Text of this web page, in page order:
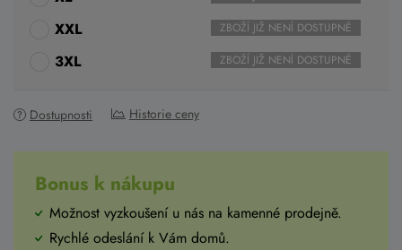
XXL ZBOŽÍ JIŽ NENÍ DOSTUPNÉ
3XL ZBOŽÍ JIŽ NENÍ DOSTUPNÉ
Dostupnosti Historie ceny
Bonus k nákupu
Možnost vyzkoušení u nás na kamenné prodejně.
Rychlé odeslání k Vám domů.